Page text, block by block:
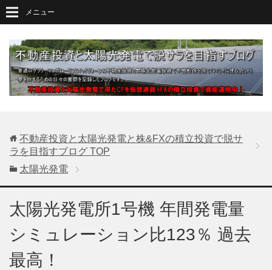
メニュー
不動産投資と太陽光発電と株&FXの積立投資で脱サ
ラを目指すブログ TOP
太陽光発電
太陽光発電所1号機 年間発電量
シミュレーション比123％ 過去
最高！